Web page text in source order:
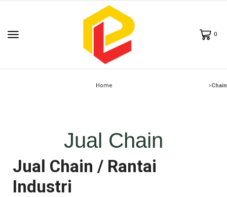
0
Home >Chain
Jual Chain
Jual Chain / Rantai
Industri